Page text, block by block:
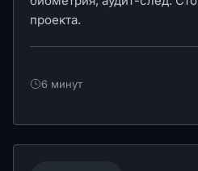
проекта.
6 минут